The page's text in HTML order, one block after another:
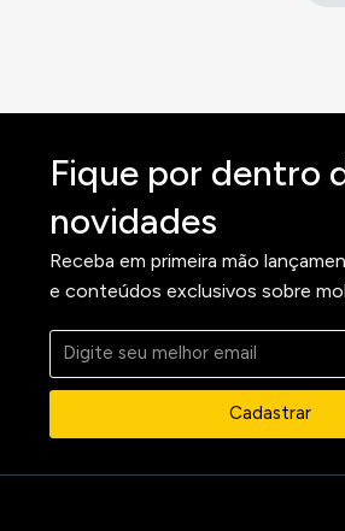
Fique por dentro
novidades
Receba em primeira mão
e conteúdos exclusivos sobre
Cadastrar